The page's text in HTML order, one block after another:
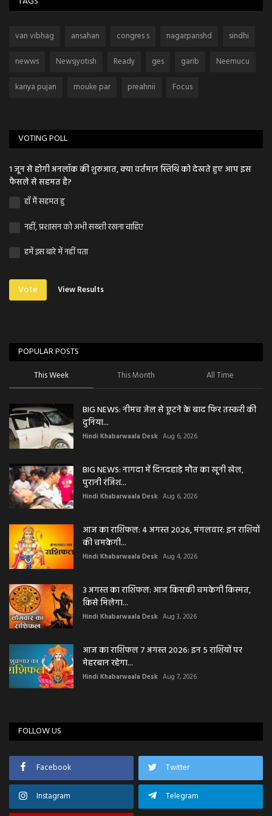
van vibhag ansahan congres s nagarparishd
sindhi
newws
Newsjyotish Ready ges garib
Neemucu
kanya pujan
mouke par preahnii Focus
VOTING POLL
1 जून से होगी अनलॉक की शुरुआत, क्या वर्तमान स्तिथि को देखते हुए आप इस
फैसले से सहमत है?
हाँ मैं सहमत हु
नहीं, प्रशासन को अभी सख्ती रखना चाहिए
हमें इस बारे में नहीं पता
Vote View Results
POPULAR POSTS
This Week This Month All Time
BIG NEWS: नीमच जेल से छूटने के बाद फिर तस्करी की
दुनिया...
Hindi Khabarwaala Desk Aug 6, 2026
BIG NEWS: नागदा में दिनदहाड़े मौत का खूनी खेल,
पुरानी रंजिश...
Hindi Khabarwaala Desk Aug 6, 2026
आज का राशिफल: 4 अगस्त 2026, मंगलवार: इन राशियों
की चमकेगी...
Hindi Khabarwaala Desk Aug 4, 2026
3 अगस्त का राशिफल: आज किसकी चमकेगी किस्मत,
किसे मिलेगा...
Hindi Khabarwaala Desk Aug 3, 2026
आज का राशिफल 7 अगस्त 2026: इन 5 राशियों पर
मेहरबान रहेगा...
Hindi Khabarwaala Desk Aug 7, 2026
FOLLOW US
Facebook Twitter
Instagram Telegram